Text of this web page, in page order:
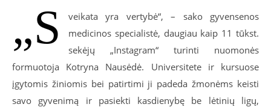
„S
veikata yra vertybė“, – sako gyvensenos
medicinos specialistė, daugiau kaip 11 tūkst.
sekėjų „Instagram“ turinti nuomonės
formuotoja Kotryna Nausėdė. Universitete ir kursuose
įgytomis žiniomis bei patirtimi ji padeda žmonėms keisti
savo gyvenimą ir pasiekti kasdienybę be lėtinių ligų,